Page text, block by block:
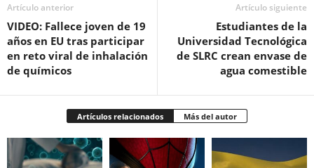
Artículo anterior
VIDEO: Fallece joven de 19
años en EU tras participar
en reto viral de inhalación
de químicos
Artículo siguiente
Estudiantes de la
Universidad Tecnológica
de SLRC crean envase de
agua comestible
Artículos relacionados Más del autor